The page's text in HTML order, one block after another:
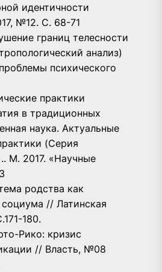
идентичности
№12. С. 68-71
границ телесности
анализ)
психического
практики
в традиционных
наука. Актуальные
(Серия
М. 2017. «Научные
родства как
// Латинская
180.
Рико: кризис
// Власть, №08